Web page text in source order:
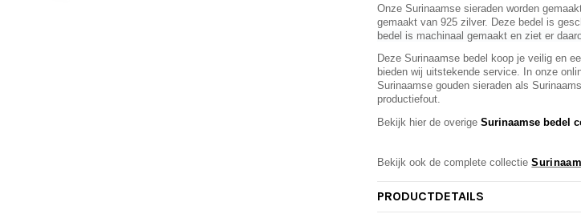
Onze Surinaamse sieraden worden
gemaakt van 925 zilver. Deze bedel is
bedel is machinaal gemaakt en ziet er
Deze Surinaamse bedel koop je veilig en
bieden wij uitstekende service. In onze
Surinaamse gouden sieraden als
productiefout.
Bekijk hier de overigeSurinaamse bedel
Bekijk ook de complete collectie
PRODUCTDETAILS